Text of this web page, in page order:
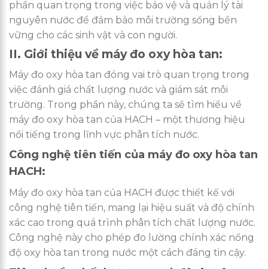
phần quan trọng trong việc bảo vệ và quản lý tài
nguyên nước để đảm bảo môi trường sống bền
vững cho các sinh vật và con người.
II. Giới thiệu về máy đo oxy hòa tan:
Máy đo oxy hòa tan đóng vai trò quan trọng trong
việc đánh giá chất lượng nước và giám sát môi
trường. Trong phần này, chúng ta sẽ tìm hiểu về
máy đo oxy hòa tan của HACH – một thương hiệu
nổi tiếng trong lĩnh vực phân tích nước.
Công nghệ tiên tiến của máy đo oxy hòa tan
HACH:
Máy đo oxy hòa tan của HACH được thiết kế với
công nghệ tiên tiến, mang lại hiệu suất và độ chính
xác cao trong quá trình phân tích chất lượng nước.
Công nghệ này cho phép đo lường chính xác nồng
độ oxy hòa tan trong nước một cách đáng tin cậy.